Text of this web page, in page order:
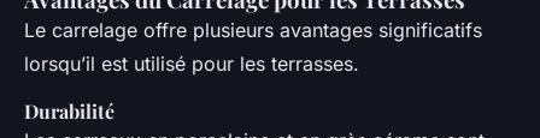
Le carrelage offre plusieurs avantages significatifs
lorsqu’il est utilisé pour les terrasses.
Durabilité